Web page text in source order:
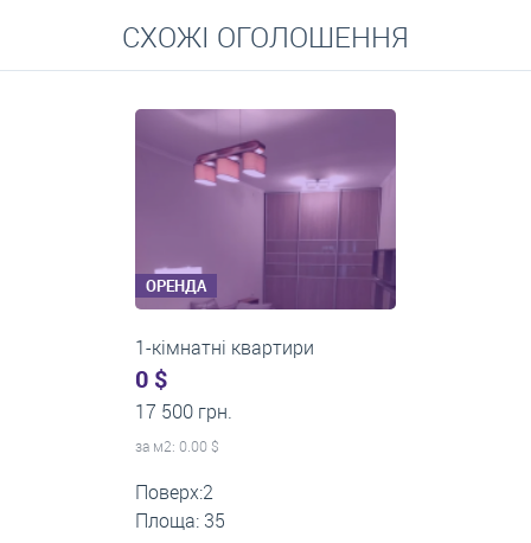
Середні ціни на довготривалу оренду квартир, особняків,
кімнат
СХОЖІ ОГОЛОШЕННЯ
ОРЕНДА
1-кімнатні квартири
0 $
22 500 грн.
за м2: 0.00 $
Поверх:12
Площа: 60